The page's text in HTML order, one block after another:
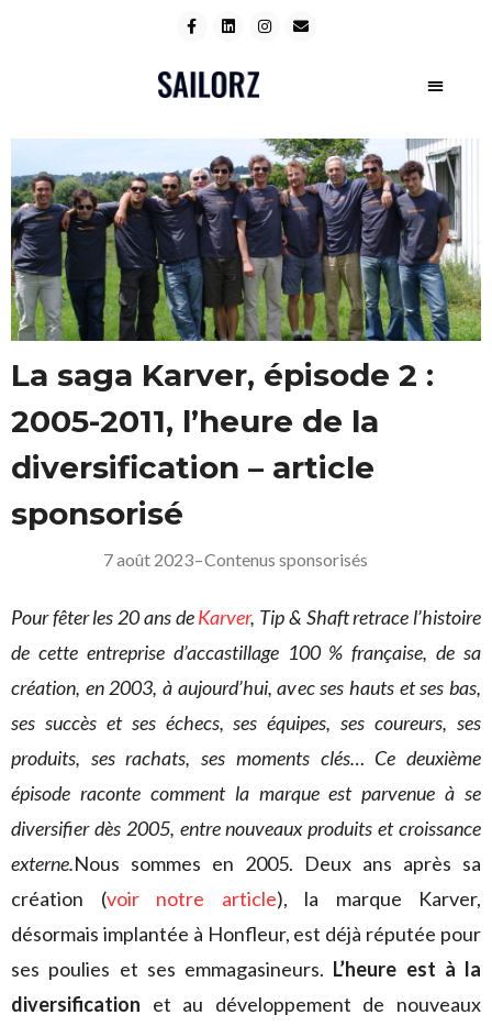
La saga Karver, épisode 2 :
2005-2011, l’heure de la
diversification – article
sponsorisé
7 août 2023–Contenus sponsorisés
Pour fêter les 20 ans deKarver, Tip & Shaft retrace l’histoire
de cette entreprise d’accastillage 100 % française, de sa
création, en 2003, à aujourd’hui, avec ses hauts et ses bas,
ses succès et ses échecs, ses équipes, ses coureurs, ses
produits, ses rachats, ses moments clés… Ce deuxième
épisode raconte comment la marque est parvenue à se
diversifier dès 2005, entre nouveaux produits et croissance
externe.Nous sommes en 2005. Deux ans après sa
création (voir notre article), la marque Karver,
désormais implantée à Honfleur, est déjà réputée pour
ses poulies et ses emmagasineurs. L’heure est à la
diversification et au développement de nouveaux